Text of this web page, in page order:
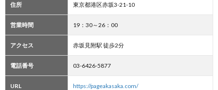
住所 東京都港区赤坂3-21-10
営業時間 19：30～26：00
アクセス 赤坂見附駅 徒歩2分
電話番号 03-6426-5877
URL https://pageakasaka.com/